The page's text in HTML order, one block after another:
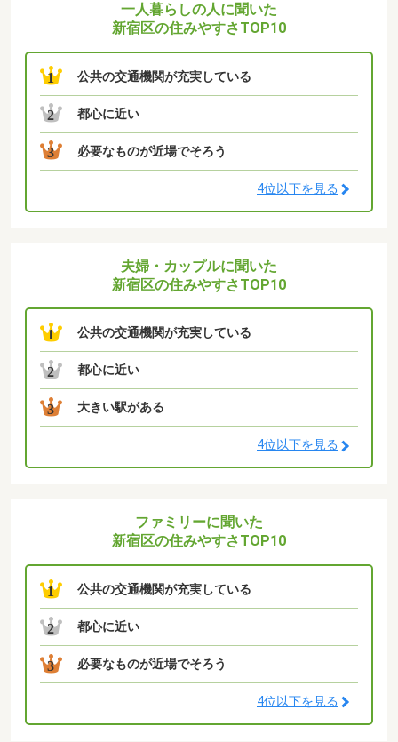
一人暮らしの人に聞いた
新宿区の住みやすさTOP10
1 公共の交通機関が充実している
2 都心に近い
3 必要なものが近場でそろう
4位以下を見る
夫婦・カップルに聞いた
新宿区の住みやすさTOP10
1 公共の交通機関が充実している
2 都心に近い
3 大きい駅がある
4位以下を見る
ファミリーに聞いた
新宿区の住みやすさTOP10
1 公共の交通機関が充実している
2 都心に近い
3 必要なものが近場でそろう
4位以下を見る